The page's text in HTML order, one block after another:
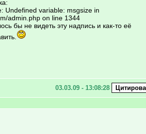
Undefined variable: msgsize in
admin.php on line 1344
бы не видеть эту надпись и как-то её
03.03.09 - 13:08:28